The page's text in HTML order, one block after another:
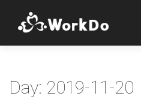
Day: 2019-11-20